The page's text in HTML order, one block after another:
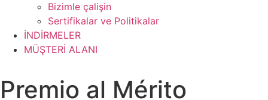
Bizimle çalişin
Sertifikalar ve Politikalar
İNDİRMELER
MÜŞTERİ ALANI
Premio al Mérito